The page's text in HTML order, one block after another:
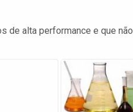
de alta performance e que não